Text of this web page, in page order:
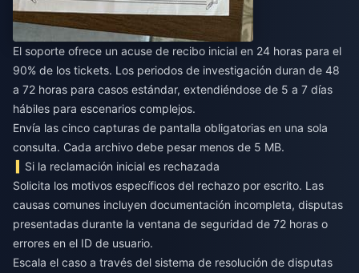
El soporte ofrece un acuse de recibo inicial en 24 horas para el
90% de los tickets. Los periodos de investigación duran de 48
a 72 horas para casos estándar, extendiéndose de 5 a 7 días
hábiles para escenarios complejos.
Envía las cinco capturas de pantalla obligatorias en una sola
consulta. Cada archivo debe pesar menos de 5 MB.
Si la reclamación inicial es rechazada
Solicita los motivos específicos del rechazo por escrito. Las
causas comunes incluyen documentación incompleta, disputas
presentadas durante la ventana de seguridad de 72 horas o
errores en el ID de usuario.
Escala el caso a través del sistema de resolución de disputas